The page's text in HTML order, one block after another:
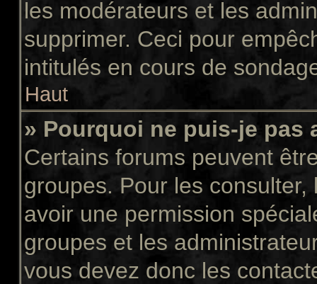
les modérateurs et les
supprimer. Ceci pour
intitulés en cours de
Haut
» Pourquoi ne puis-je pas
Certains forums peuvent
groupes. Pour les
avoir une permission
groupes et les
vous devez donc les